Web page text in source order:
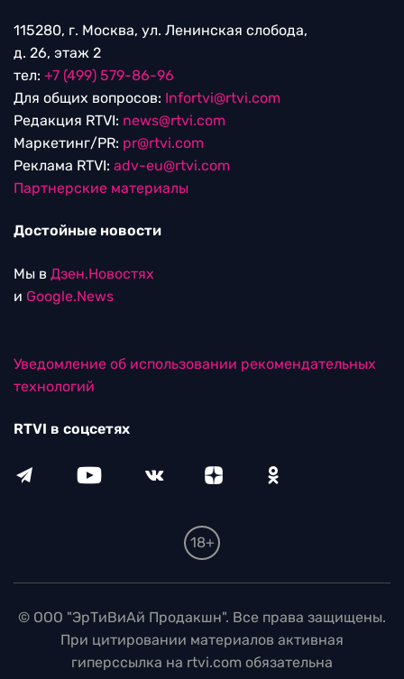
115280, г. Москва, ул. Ленинская слобода,
д. 26, этаж 2
тел: +7 (499) 579-86-96
Для общих вопросов: Infortvi@rtvi.com
Редакция RTVI: news@rtvi.com
Маркетинг/PR: pr@rtvi.com
Реклама RTVI: adv-eu@rtvi.com
Партнерские материалы
Достойные новости
Мы в Дзен.Новостях
и Google.News
Уведомление об использовании рекомендательных
технологий
RTVI в соцсетях
18+
© ООО "ЭрТиВиАй Продакшн". Все права защищены.
При цитировании материалов активная
гиперссылка на rtvi.com обязательна